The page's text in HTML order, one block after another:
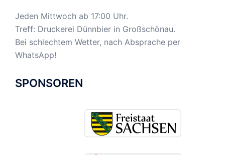
Jeden Mittwoch ab 17:00 Uhr.
Treff: Druckerei Dünnbier in Großschönau.
Bei schlechtem Wetter, nach Absprache per
WhatsApp!
SPONSOREN